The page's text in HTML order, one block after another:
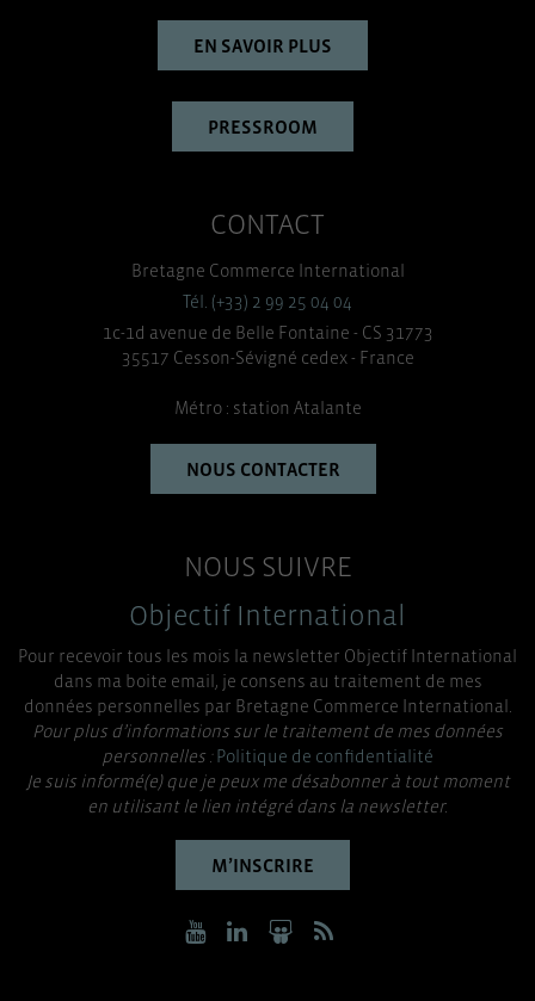
EN SAVOIR PLUS
PRESSROOM
CONTACT
Bretagne Commerce International
Tél. (+33) 2 99 25 04 04
1c-1d avenue de Belle Fontaine - CS 31773
35517 Cesson-Sévigné cedex - France
Métro : station Atalante
NOUS CONTACTER
NOUS SUIVRE
Objectif International
Pour recevoir tous les mois la newsletter Objectif International
dans ma boite email, je consens au traitement de mes
données personnelles par Bretagne Commerce International.
Pour plus d’informations sur le traitement de mes données
personnelles :Politique de confidentialité
Je suis informé(e) que je peux me désabonner à tout moment
en utilisant le lien intégré dans la newsletter.
M’INSCRIRE